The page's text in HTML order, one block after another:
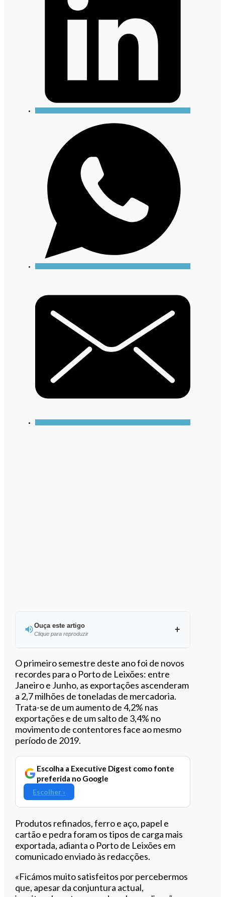
Ouça este artigo
Clique para reproduzir
Ouvir este artigo
O primeiro semestre deste ano foi de novos
recordes para o Porto de Leixões: entre
Janeiro e Junho, as exportações ascenderam
a 2,7 milhões de toneladas de mercadoria.
Trata-se de um aumento de 4,2% nas
exportações e de um salto de 3,4% no
movimento de contentores face ao mesmo
período de 2019.
Escolha a Executive Digest como fonte
preferida no Google
Escolher ›
Produtos refinados, ferro e aço, papel e
cartão e pedra foram os tipos de carga mais
exportada, adianta o Porto de Leixões em
comunicado enviado às redacções.
«Ficámos muito satisfeitos por percebermos
que, apesar da conjuntura actual,